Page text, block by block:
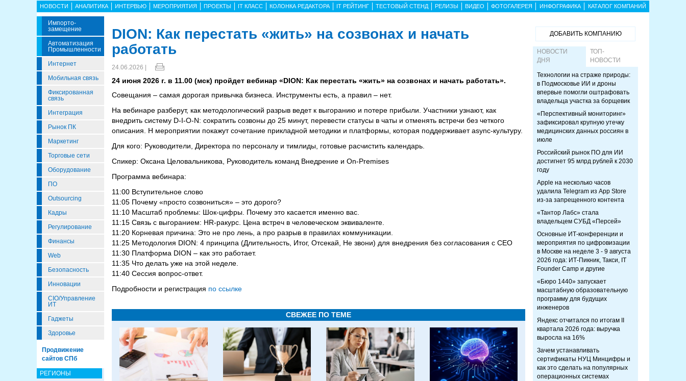
НОВОСТИ АНАЛИТИКА ИНТЕРВЬЮ МЕРОПРИЯТИЯ ПРОЕКТЫ IT КЛАСС КОЛОНКА РЕДАКТОРА IT РЕЙТИНГ ТЕСТОВЫЙ СТЕНД РЕЛИЗЫ ВИДЕО ФОТОГАЛЕРЕЯ ИНФОГРАФИКА КАТАЛОГ КОМПАНИЙ
Импорто­
Замещение
Автоматизация
Промышленности
Интернет
Мобильная связь
Фиксированная
связь
Интеграция
Рынок ПК
Маркетинг
Торговые сети
Оборудование
ПО
Outsourcing
Кадры
Регулирование
Финансы
Web
Безопасность
Инновации
CIO/Управление
ИТ
Гаджеты
Здоровье
Продвижение
сайтов СПб
РЕГИОНЫ
DION: Как перестать «жить» на созвонах и начать
работать
24.06.2026 |
24 июня 2026 г. в 11.00 (мск) пройдет вебинар «DION: Как перестать «жить» на созвонах и начать работать».
Совещания – самая дорогая привычка бизнеса. Инструменты есть, а правил – нет.
На вебинаре разберут, как методологический разрыв ведет к выгоранию и потере прибыли. Участники узнают, как
внедрить систему D-I-O-N: сократить созвоны до 25 минут, перевести статусы в чаты и отменять встречи без четкого
описания. Н мероприятии покажут сочетание прикладной методики и платформы, которая поддерживает async-культуру.
Для кого: Руководители, Директора по персоналу и тимлиды, готовые расчистить календарь.
Спикер: Оксана Целовальникова, Руководитель команд Внедрение и On-Premises
Программа вебинара:
11:00 Вступительное слово
11:05 Почему «просто созвониться» – это дорого?
11:10 Масштаб проблемы: Шок-цифры. Почему это касается именно вас.
11:15 Связь с выгоранием: HR-ракурс. Цена встреч в человеческом эквиваленте.
11:20 Корневая причина: Это не про лень, а про разрыв в правилах коммуникации.
11:25 Методология DION: 4 принципа (Длительность, Итог, Отсекай, Не звони) для внедрения без согласования с CEO
11:30 Платформа DION – как это работает.
11:35 Что делать уже на этой неделе.
11:40 Сессия вопрос-ответ.
Подробности и регистрация по ссылке
СВЕЖЕЕ ПО ТЕМЕ
ДОБАВИТЬ КОМПАНИЮ
НОВОСТИ
ДНЯ
ТОП-
НОВОСТИ
Технологии на страже природы:
в Подмосковье ИИ и дроны
впервые помогли оштрафовать
владельца участка за борщевик
«Перспективный мониторинг»
зафиксировал крупную утечку
медицинских данных россиян в
июле
Российский рынок ПО для ИИ
достигнет 95 млрд рублей к 2030
году
Apple на несколько часов
удалила Telegram из App Store
из-за запрещенного контента
«Тантор Лабс» стала
владельцем СУБД «Персей»
Основные ИТ-конференции и
мероприятия по цифровизации
в Москве на неделе 3 - 9 августа
2026 года: ИТ-Пикник, Такси, IT
Founder Camp и другие
«Бюро 1440» запускает
масштабную образовательную
программу для будущих
инженеров
Яндекс отчитался по итогам II
квартала 2026 года: выручка
выросла на 16%
Зачем устанавливать
сертификаты НУЦ Минцифры и
как это сделать на популярных
операционных системах